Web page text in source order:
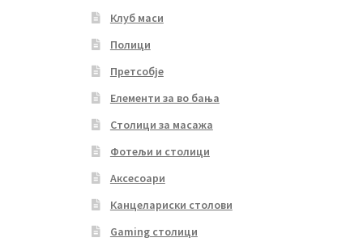
Клуб маси
Полици
Претсобје
Елементи за во бања
Столици за масажа
Фотељи и столици
Аксесоари
Канцелариски столови
Gaming столици